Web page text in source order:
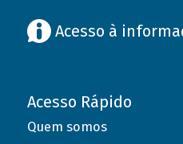
Acesso à
Acesso Rápido
Quem somos